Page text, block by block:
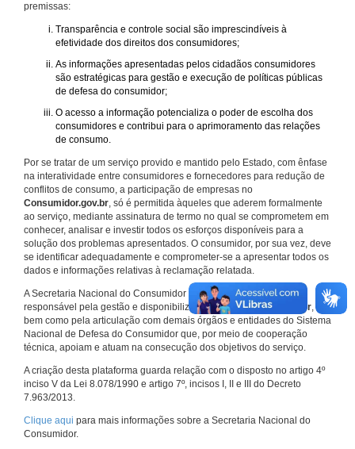
premissas:
Transparência e controle social são imprescindíveis à
efetividade dos direitos dos consumidores;
As informações apresentadas pelos cidadãos consumidores
são estratégicas para gestão e execução de políticas públicas
de defesa do consumidor;
O acesso a informação potencializa o poder de escolha dos
consumidores e contribui para o aprimoramento das relações
de consumo.
Por se tratar de um serviço provido e mantido pelo Estado, com ênfase
na interatividade entre consumidores e fornecedores para redução de
conflitos de consumo, a participação de empresas no
Consumidor.gov.br, só é permitida àqueles que aderem formalmente
ao serviço, mediante assinatura de termo no qual se comprometem em
conhecer, analisar e investir todos os esforços disponíveis para a
solução dos problemas apresentados. O consumidor, por sua vez, deve
se identificar adequadamente e comprometer-se a apresentar todos os
dados e informações relativas à reclamação relatada.
A Secretaria Nacional do Consumidor do Ministério da Justiça é a
responsável pela gestão e disponibilização doConsumidor.gov.br,
bem como pela articulação com demais órgãos e entidades do Sistema
Nacional de Defesa do Consumidor que, por meio de cooperação
técnica, apoiam e atuam na consecução dos objetivos do serviço.
A criação desta plataforma guarda relação com o disposto no artigo 4º
inciso V da Lei 8.078/1990 e artigo 7º, incisos I, II e III do Decreto
7.963/2013.
Clique aqui para mais informações sobre a Secretaria Nacional do
Consumidor.